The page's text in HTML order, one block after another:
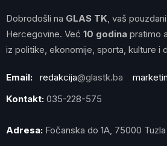
Dobrodošli na GLAS TK, vaš
Hercegovine. Već 10 godina pratimo
iz politike, ekonomije, sporta, kulture i
Email: redakcija@glastk.ba
Kontakt: 035-228-575
Adresa: Fočanska do 1A, 75000